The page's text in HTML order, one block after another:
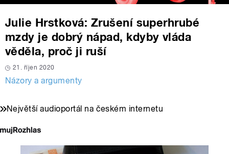
Julie Hrstková: Zrušení superhrubé
mzdy je dobrý nápad, kdyby vláda
věděla, proč ji ruší
21. říjen 2020
Názory a argumenty
Největší audioportál na českém internetu